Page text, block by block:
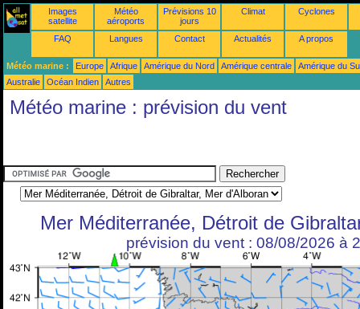
Images
satellite
Météo
aéroports
Prévisions 10
jours
Climat Cyclones
FAQ Langues Contact Actualités A propos
Météo marine : Europe Afrique Amérique du Nord Amérique centrale
Amérique du
Australie
Océan Indien Autres
Météo marine : prévision du vent
Mer Méditerranée, Détroit de
prévision du vent : 08/08/2026 à